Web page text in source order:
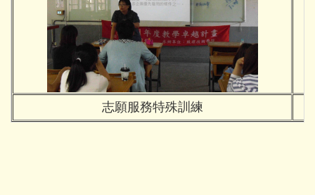
志願服務特殊訓練